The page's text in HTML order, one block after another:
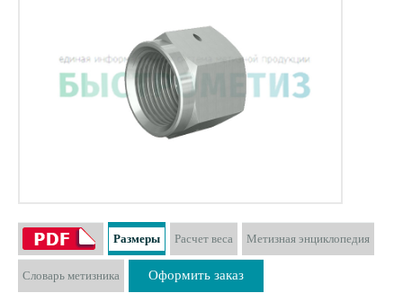
Размеры Расчет веса Метизная энциклопедия
Словарь метизника Оформить заказ